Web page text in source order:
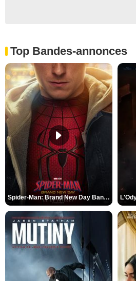
Top Bandes-annonces
Spider-Man: Brand New Day Bande-annonce VO STFR